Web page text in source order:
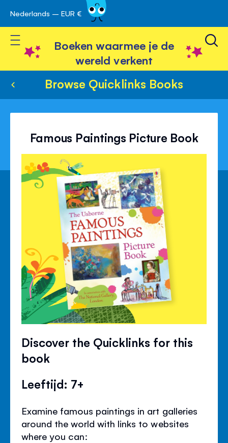
Skip
to
Content
Nederlands – EUR €
Toggle Nav
Boeken waarmee je de
wereld verkent
Browse Quicklinks Books
Famous Paintings Picture Book
Discover the Quicklinks for this
book
Leeftijd: 7+
Examine famous paintings in art galleries
around the world with links to websites
where you can: